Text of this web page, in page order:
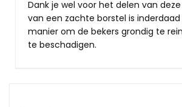
Dank je wel voor het delen van
van een zachte borstel is
manier om de bekers grondig te
te beschadigen.